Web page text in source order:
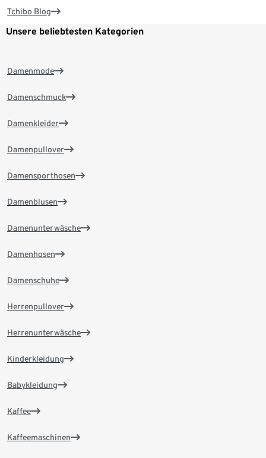
Tchibo Blog
Unsere beliebtesten Kategorien
Damenmode
Damenschmuck
Damenkleider
Damenpullover
Damensporthosen
Damenblusen
Damenunterwäsche
Damenhosen
Damenschuhe
Herrenpullover
Herrenunterwäsche
Kinderkleidung
Babykleidung
Kaffee
Kaffeemaschinen